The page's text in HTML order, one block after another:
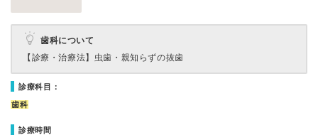
歯科について
【診療・治療法】 虫歯・親知らずの抜歯
診療科目：
歯科
診療時間